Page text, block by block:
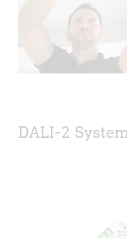
DALI-2